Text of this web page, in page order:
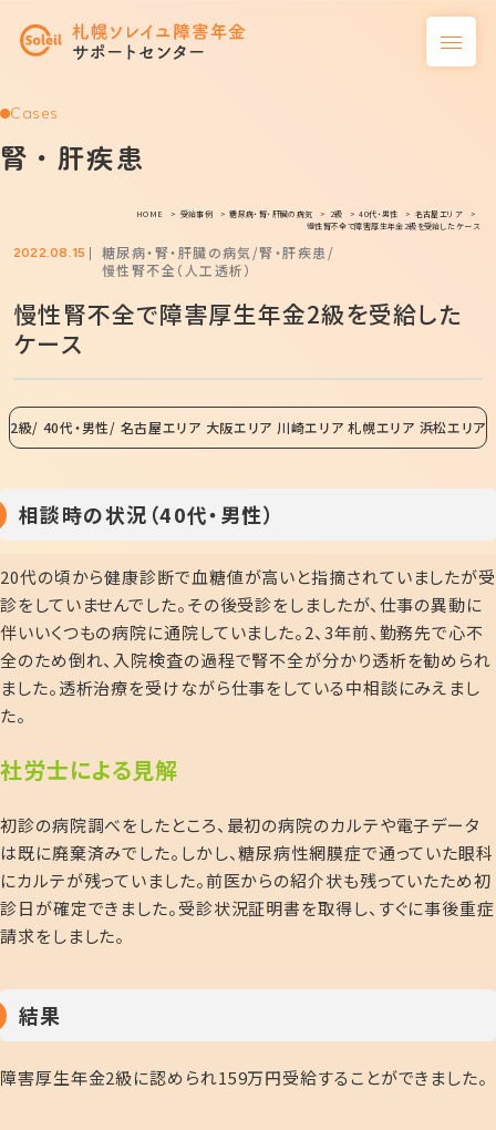
Cases
腎・肝疾患
HOME 受給事例 糖尿病・腎・肝臓の病気 2級 40代・男性
名古屋エリア
慢性腎不全で障害厚生年金2級を受給したケース
2022.08.15 糖尿病・腎・肝臓の病気 腎・肝疾患
慢性腎不全（人工透析）
慢性腎不全で障害厚生年金2級を受給した
ケース
2級 40代・男性 名古屋エリア 大阪エリア 川崎エリア 札幌エリア 浜松エリア
相談時の状況（40代・男性）
20代の頃から健康診断で血糖値が高いと指摘されていましたが受
診をしていませんでした。その後受診をしましたが、仕事の異動に
伴いいくつもの病院に通院していました。2、 3年前、勤務先で心不
全のため倒れ、入院検査の過程で腎不全が分かり透析を勧められ
ました。透析治療を受けながら仕事をしている中相談にみえまし
た。
社労士による見解
初診の病院調べをしたところ、最初の病院のカルテや電子データ
は既に廃棄済みでした。しかし、糖尿病性網膜症で通っていた眼科
にカルテが残っていました。前医からの紹介状も残っていたため初
診日が確定できました。受診状況証明書を取得し、すぐに事後重症
請求をしました。
結果
障害厚生年金2級に認められ159万円受給することができました。